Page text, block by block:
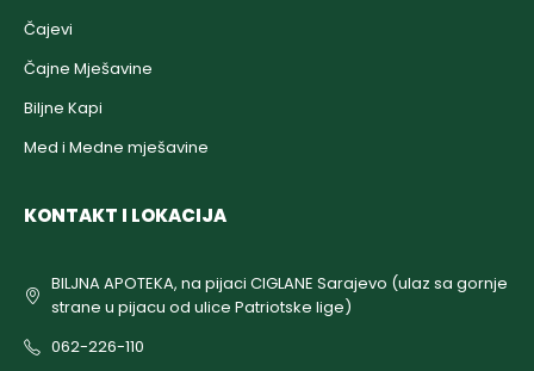
Čajevi
Čajne Mješavine
Biljne Kapi
Med i Medne mješavine
KONTAKT I LOKACIJA
BILJNA APOTEKA, na pijaci CIGLANE Sarajevo (ulaz sa gornje
strane u pijacu od ulice Patriotske lige)
062-226-110